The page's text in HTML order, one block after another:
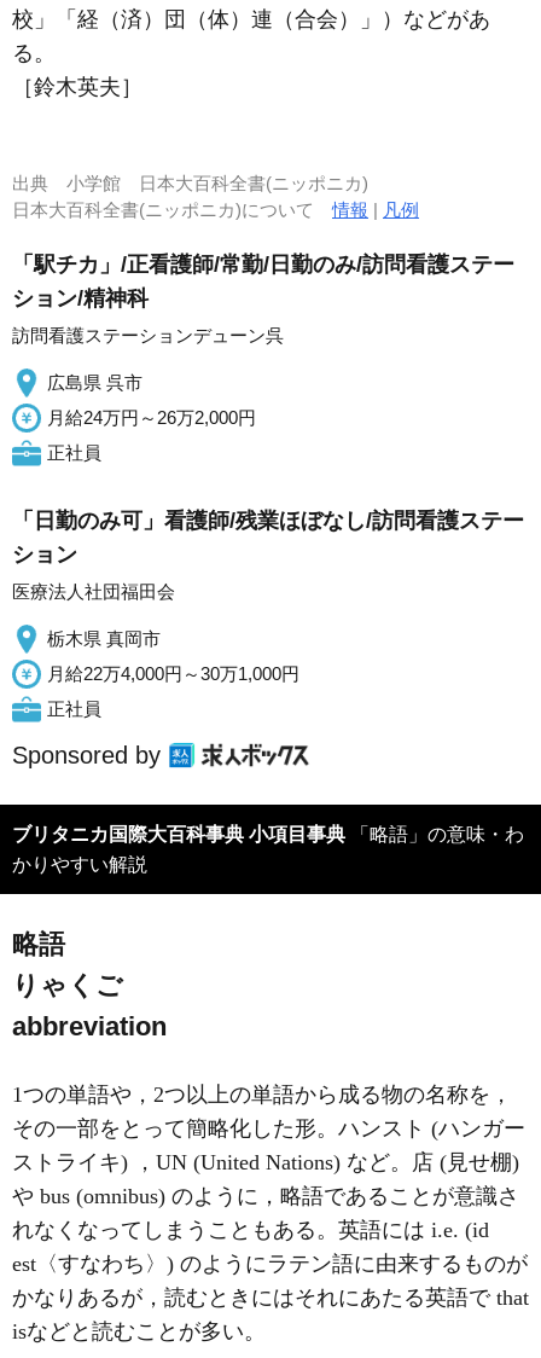
校」「経（済）団（体）連（合会）」）などがあ
る。
［鈴木英夫］
出典 小学館 日本大百科全書(ニッポニカ)
日本大百科全書(ニッポニカ)について情報 | 凡例
「駅チカ」/正看護師/常勤/日勤のみ/訪問看護ステー
ション/精神科
訪問看護ステーションデューン呉
広島県 呉市
月給24万円～26万2,000円
正社員
「日勤のみ可」看護師/残業ほぼなし/訪問看護ステー
ション
医療法人社団福田会
栃木県 真岡市
月給22万4,000円～30万1,000円
正社員
Sponsored by
ブリタニカ国際大百科事典 小項目事典 「略語」の意味・わ
かりやすい解説
略語
りゃくご
abbreviation
1つの単語や，2つ以上の単語から成る物の名称を，
その一部をとって簡略化した形。ハンスト (ハンガー
ストライキ) ，UN (United Nations) など。店 (見せ棚)
や bus (omnibus) のように，略語であることが意識さ
れなくなってしまうこともある。英語には i.e. (id
est〈すなわち〉) のようにラテン語に由来するものが
かなりあるが，読むときにはそれにあたる英語で that
isなどと読むことが多い。